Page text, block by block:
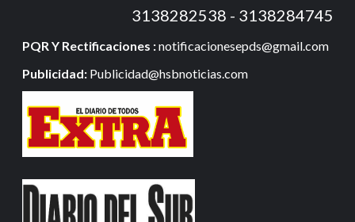
3138282538 - 3138284745
PQR Y Rectificaciones :notificacionesepds@gmail.com
Publicidad: Publicidad@hsbnoticias.com